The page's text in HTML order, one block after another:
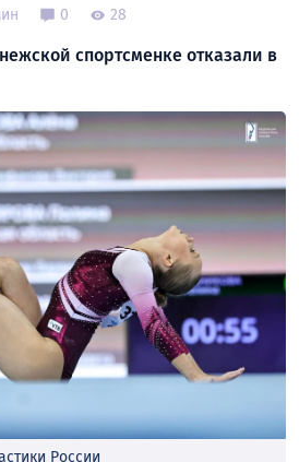
0 28
спортсменке отказали в
России